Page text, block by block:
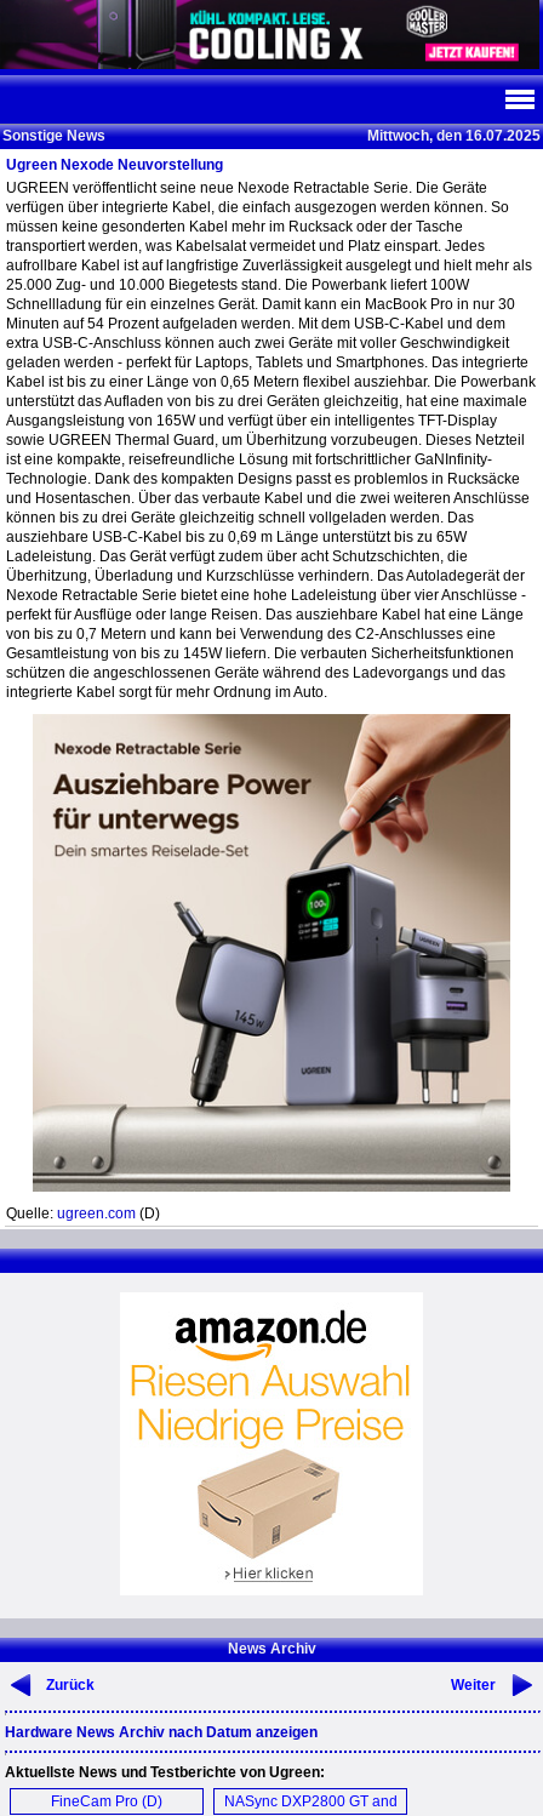
Sonstige News
Mittwoch, den 16.07.2025
Ugreen Nexode Neuvorstellung
UGREEN veröffentlicht seine neue Nexode Retractable Serie. Die Geräte
verfügen über integrierte Kabel, die einfach ausgezogen werden können. So
müssen keine gesonderten Kabel mehr im Rucksack oder der Tasche
transportiert werden, was Kabelsalat vermeidet und Platz einspart. Jedes
aufrollbare Kabel ist auf langfristige Zuverlässigkeit ausgelegt und hielt mehr als
25.000 Zug- und 10.000 Biegetests stand. Die Powerbank liefert 100W
Schnellladung für ein einzelnes Gerät. Damit kann ein MacBook Pro in nur 30
Minuten auf 54 Prozent aufgeladen werden. Mit dem USB-C-Kabel und dem
extra USB-C-Anschluss können auch zwei Geräte mit voller Geschwindigkeit
geladen werden - perfekt für Laptops, Tablets und Smartphones. Das integrierte
Kabel ist bis zu einer Länge von 0,65 Metern flexibel ausziehbar. Die Powerbank
unterstützt das Aufladen von bis zu drei Geräten gleichzeitig, hat eine maximale
Ausgangsleistung von 165W und verfügt über ein intelligentes TFT-Display
sowie UGREEN Thermal Guard, um Überhitzung vorzubeugen. Dieses Netzteil
ist eine kompakte, reisefreundliche Lösung mit fortschrittlicher GaNInfinity-
Technologie. Dank des kompakten Designs passt es problemlos in Rucksäcke
und Hosentaschen. Über das verbaute Kabel und die zwei weiteren Anschlüsse
können bis zu drei Geräte gleichzeitig schnell vollgeladen werden. Das
ausziehbare USB-C-Kabel bis zu 0,69 m Länge unterstützt bis zu 65W
Ladeleistung. Das Gerät verfügt zudem über acht Schutzschichten, die
Überhitzung, Überladung und Kurzschlüsse verhindern. Das Autoladegerät der
Nexode Retractable Serie bietet eine hohe Ladeleistung über vier Anschlüsse -
perfekt für Ausflüge oder lange Reisen. Das ausziehbare Kabel hat eine Länge
von bis zu 0,7 Metern und kann bei Verwendung des C2-Anschlusses eine
Gesamtleistung von bis zu 145W liefern. Die verbauten Sicherheitsfunktionen
schützen die angeschlossenen Geräte während des Ladevorgangs und das
integrierte Kabel sorgt für mehr Ordnung im Auto.
Quelle: ugreen.com (D)
News Archiv
Zurück Weiter
Hardware News Archiv nach Datum anzeigen
Aktuellste News und Testberichte von Ugreen:
FineCam Pro (D)
NASync DXP2800 GT and